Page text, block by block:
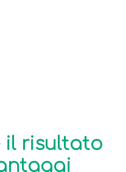
il risultato